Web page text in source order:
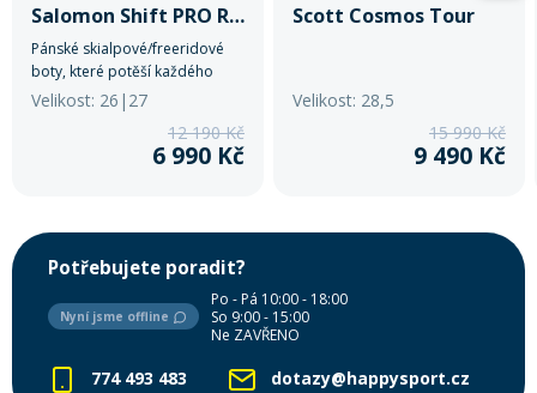
Salomon Shift PRO R100 AT
Pánské skialpové/freeridové
boty, které potěší každého
horského nadšence.
Velikost: 26|27
12 190 Kč
6 990 Kč
Scott Cosmos Tour
Velikost: 28,5
15 990 Kč
9 490 Kč
Potřebujete poradit?
Nyní jsme offline
Po - Pá 10:00 - 18:00
So 9:00 - 15:00
Ne ZAVŘENO
774 493 483 dotazy@happysport.cz